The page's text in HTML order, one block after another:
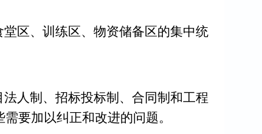
区、训练区、物资储备区的集中统
人制、 招标投标制、合同制 和工程
要加以纠正和改进的问题。